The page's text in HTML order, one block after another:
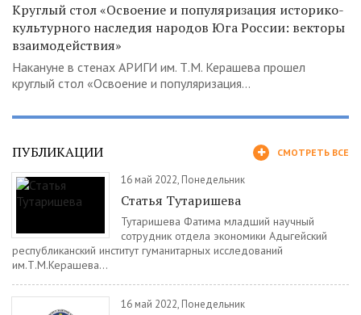
Круглый стол «Освоение и популяризация историко-
культурного наследия народов Юга России: векторы
взаимодействия»
Накануне в стенах АРИГИ им. Т.М. Керашева прошел
круглый стол «Освоение и популяризация...
ПУБЛИКАЦИИ СМОТРЕТЬ ВСЕ
16 май 2022, Понедельник
Статья Тутаришева
Тутаришева Фатима младший научный
сотрудник отдела экономики Адыгейский
республиканский институт гуманитарных исследований
им.Т.М.Керашева...
16 май 2022, Понедельник